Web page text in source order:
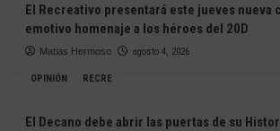
El Recreativo presentará este jueves nueva
emotivo homenaje a los héroes del 20D
Matias Hermoso agosto 4, 2026
OPINIÓN RECRE
El Decano debe abrir las puertas de su